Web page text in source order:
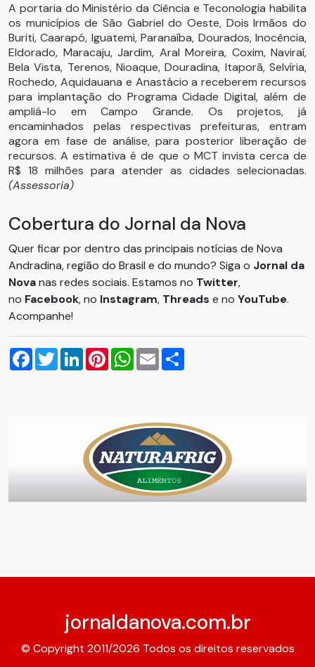
A portaria do Ministério da Ciência e Teconologia habilita
os municípios de São Gabriel do Oeste, Dois Irmãos do
Buriti, Caarapó, Iguatemi, Paranaíba, Dourados, Inocência,
Eldorado, Maracaju, Jardim, Aral Moreira, Coxim, Naviraí,
Bela Vista, Terenos, Nioaque, Douradina, Itaporã, Selvíria,
Rochedo, Aquidauana e Anastácio a receberem recursos
para implantação do Programa Cidade Digital, além de
ampliá-lo em Campo Grande. Os projetos, já
encaminhados pelas respectivas prefeituras, entram
agora em fase de análise, para posterior liberação de
recursos. A estimativa é de que o MCT invista cerca de
R$ 18 milhões para atender as cidades selecionadas.
(Assessoria)
Cobertura do Jornal da Nova
Quer ficar por dentro das principais notícias de Nova
Andradina, região do Brasil e do mundo? Siga o Jornal da
Novanas redes sociais. Estamos no Twitter,
no Facebook, no Instagram, Threads e no YouTube.
Acompanhe!
Facebook
TwitterLinkedInPinterestWhatsApp
Email
jornaldanova.com.br
© Copyright 2011/2026 Todos os direitos reservados